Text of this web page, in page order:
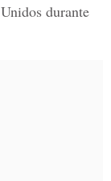
durante